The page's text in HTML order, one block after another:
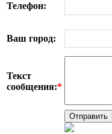
Телефон:
Ваш город:
Текст
сообщения:*
Отправить